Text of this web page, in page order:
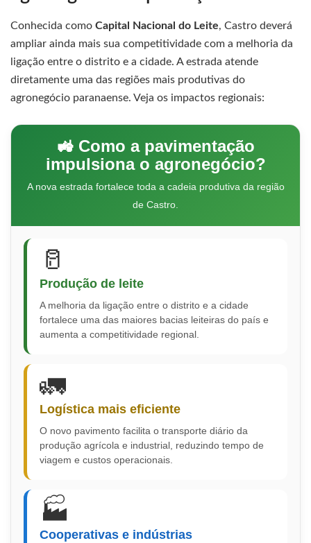
Conhecida como Capital Nacional do Leite, Castro deverá
ampliar ainda mais sua competitividade com a melhoria da
ligação entre o distrito e a cidade. A estrada atende
diretamente uma das regiões mais produtivas do
agronegócio paranaense. Veja os impactos regionais:
🚜 Como a pavimentação
impulsiona o agronegócio?
A nova estrada fortalece toda a cadeia produtiva da região
de Castro.
🥛
Produção de leite
A melhoria da ligação entre o distrito e a cidade
fortalece uma das maiores bacias leiteiras do país e
aumenta a competitividade regional.
🚛
Logística mais eficiente
O novo pavimento facilita o transporte diário da
produção agrícola e industrial, reduzindo tempo de
viagem e custos operacionais.
🏭
Cooperativas e indústrias